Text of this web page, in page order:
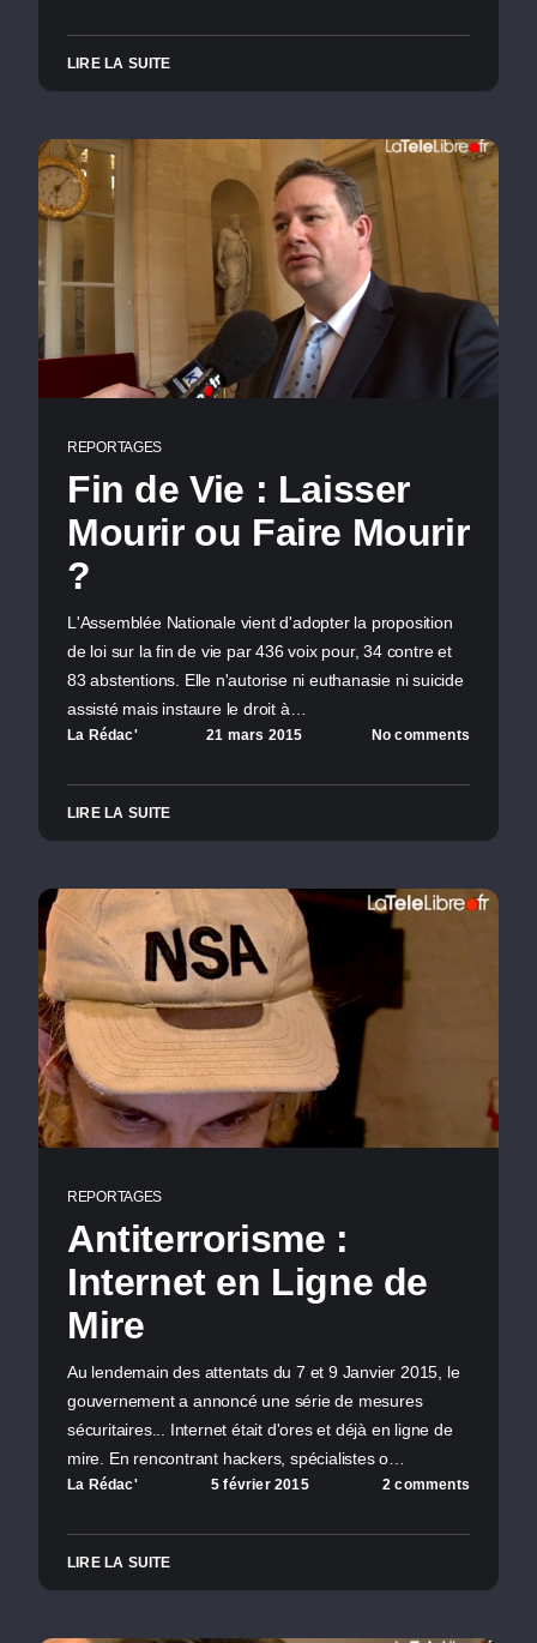
LIRE LA SUITE
REPORTAGES
Fin de Vie : Laisser
Mourir ou Faire Mourir
?
L'Assemblée Nationale vient d'adopter la proposition
de loi sur la fin de vie par 436 voix pour, 34 contre et
83 abstentions. Elle n'autorise ni euthanasie ni suicide
assisté mais instaure le droit à…
La Rédac' 21 mars 2015 No comments
LIRE LA SUITE
REPORTAGES
Antiterrorisme :
Internet en Ligne de
Mire
Au lendemain des attentats du 7 et 9 Janvier 2015, le
gouvernement a annoncé une série de mesures
sécuritaires... Internet était d'ores et déjà en ligne de
mire. En rencontrant hackers, spécialistes o…
La Rédac' 5 février 2015 2 comments
LIRE LA SUITE